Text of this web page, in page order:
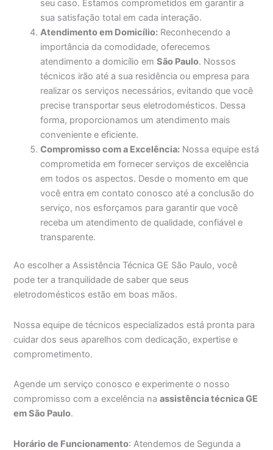
seu caso. Estamos comprometidos em garantir a
sua satisfação total em cada interação.
Atendimento em Domicílio: Reconhecendo a
importância da comodidade, oferecemos
atendimento a domicílio emSão Paulo. Nossos
técnicos irão até a sua residência ou empresa para
realizar os serviços necessários, evitando que você
precise transportar seus eletrodomésticos. Dessa
forma, proporcionamos um atendimento mais
conveniente e eficiente.
Compromisso com a Excelência: Nossa equipe está
comprometida em fornecer serviços de excelência
em todos os aspectos. Desde o momento em que
você entra em contato conosco até a conclusão do
serviço, nos esforçamos para garantir que você
receba um atendimento de qualidade, confiável e
transparente.
Ao escolher a Assistência Técnica GE São Paulo, você
pode ter a tranquilidade de saber que seus
eletrodomésticos estão em boas mãos.
Nossa equipe de técnicos especializados está pronta para
cuidar dos seus aparelhos com dedicação, expertise e
comprometimento.
Agende um serviço conosco e experimente o nosso
compromisso com a excelência naassistência técnica GE
em São Paulo.
Horário de Funcionamento: Atendemos de Segunda a